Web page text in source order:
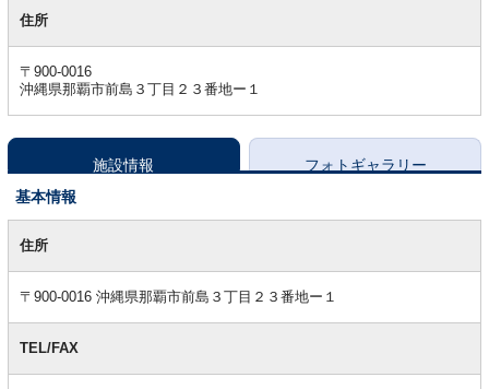
住所
〒900-0016
沖縄県那覇市前島３丁目２３番地ー１
施設情報
フォトギャラリー
基本情報
本住所
〒900-0016 沖縄県那覇市前島３丁目２３番地ー１
TEL/FAX